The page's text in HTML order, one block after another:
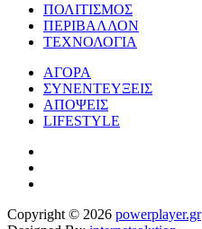
ΠΟΛΙΤΙΣΜΟΣ
ΠΕΡΙΒΑΛΛΟΝ
ΤΕΧΝΟΛΟΓΙΑ
ΑΓΟΡΑ
ΣΥΝΕΝΤΕΥΞΕΙΣ
ΑΠΟΨΕΙΣ
LIFESTYLE
Copyright © 2026 powerplayer.gr